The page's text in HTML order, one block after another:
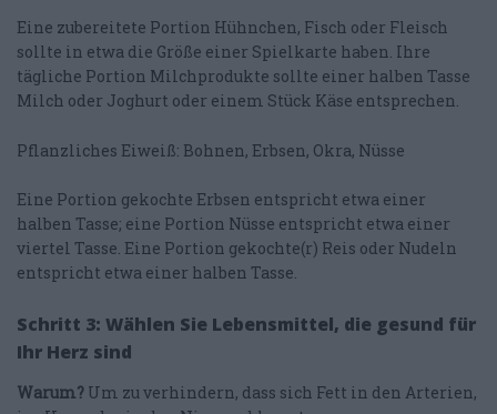
Eine zubereitete Portion Hühnchen, Fisch oder Fleisch
sollte in etwa die Größe einer Spielkarte haben. Ihre
tägliche Portion Milchprodukte sollte einer halben Tasse
Milch oder Joghurt oder einem Stück Käse entsprechen.
Pflanzliches Eiweiß: Bohnen, Erbsen, Okra, Nüsse
Eine Portion gekochte Erbsen entspricht etwa einer
halben Tasse; eine Portion Nüsse entspricht etwa einer
viertel Tasse. Eine Portion gekochte(r) Reis oder Nudeln
entspricht etwa einer halben Tasse.
Schritt 3: Wählen Sie Lebensmittel, die gesund für
Ihr Herz sind
Warum? Um zu verhindern, dass sich Fett in den Arterien,